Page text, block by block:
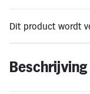
🔔OP = OP
* Gratis thuisbezorging
** Retourneren kan alleen
Mocht je binnen 14 dagen
rekening.
Dit product wordt
Beschrijving